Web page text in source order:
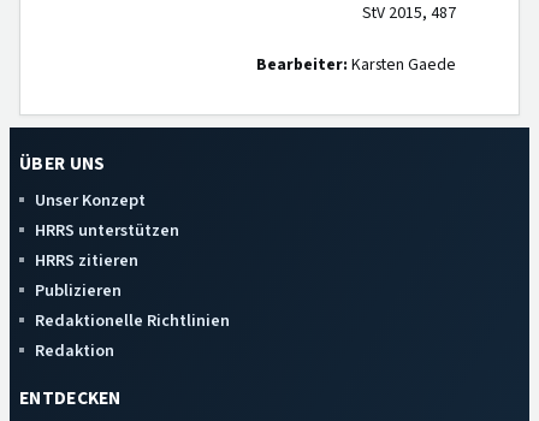
StV 2015, 487
Bearbeiter: Karsten Gaede
ÜBER UNS
Unser Konzept
HRRS unterstützen
HRRS zitieren
Publizieren
Redaktionelle Richtlinien
Redaktion
ENTDECKEN